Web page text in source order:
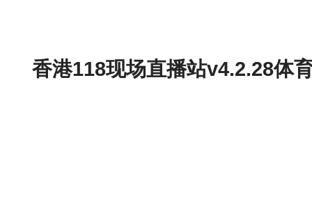
香港118现场直播站v4.2.28体